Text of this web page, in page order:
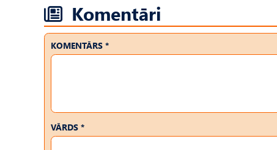
Komentāri
KOMENTĀRS *
VĀRDS *